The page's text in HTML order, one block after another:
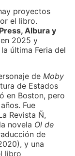
proyectos
el libro.
Albura y
2025 y
última Feria del
de Moby
de Estados
en Boston, pero
Fue
Revista Ñ,
novela Ol de
de
y una
libro